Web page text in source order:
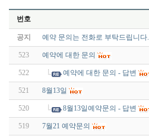
번호
공지 예약 문의는 전화로 부탁드립니다.
523 예약에 대한 문의
522 예약에 대한 문의 - 답변
521 8월13일
520 8월13일예약문의 - 답변
519 7월21 예약문의